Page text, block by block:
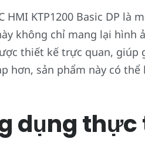
HMI KTP1200 Basic DP
không chỉ mang lại hình
thiết kế trực quan, giúp
hơn, sản phẩm này có
dụng thực